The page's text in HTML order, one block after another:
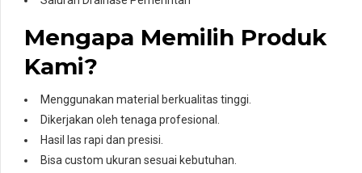
Mengapa Memilih Produk
Kami?
Menggunakan material berkualitas tinggi.
Dikerjakan oleh tenaga profesional.
Hasil las rapi dan presisi.
Bisa custom ukuran sesuai kebutuhan.